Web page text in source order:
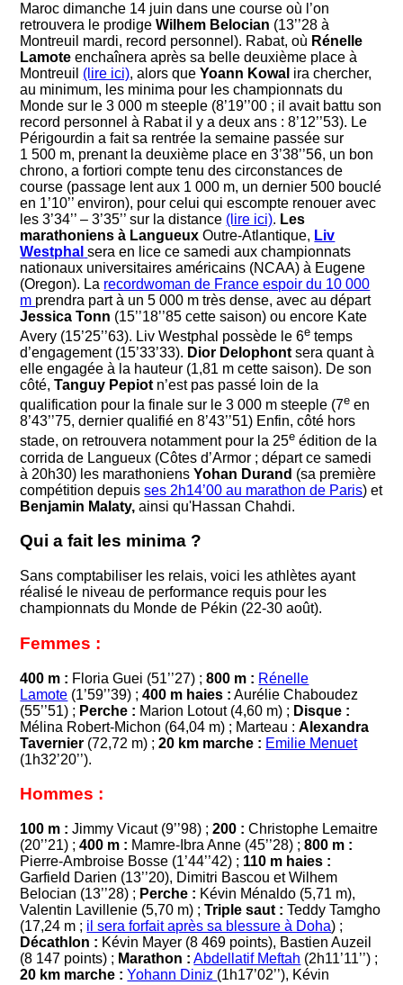
Maroc dimanche 14 juin dans une course où l’on
retrouvera le prodigeWilhem Belocian (13’’28 à
Montreuil mardi, record personnel). Rabat, où Rénelle
Lamote enchaînera après sa belle deuxième place à
Montreuil (lire ici), alors queYoann Kowal ira chercher,
au minimum, les minima pour les championnats du
Monde sur le 3 000 m steeple (8’19’’00 ; il avait battu son
record personnel à Rabat il y a deux ans : 8’12’’53). Le
Périgourdin a fait sa rentrée la semaine passée sur
1 500 m, prenant la deuxième place en 3’38’’56, un bon
chrono, a fortiori compte tenu des circonstances de
course (passage lent aux 1 000 m, un dernier 500 bouclé
en 1’10’’ environ), pour celui qui escompte renouer avec
les 3’34’’ – 3’35’’ sur la distance (lire ici). Les
marathoniens à Langueux Outre-Atlantique, Liv
Westphal sera en lice ce samedi aux championnats
nationaux universitaires américains (NCAA) à Eugene
(Oregon). La recordwoman de France espoir du 10 000
m prendra part à un 5 000 m très dense, avec au départ
Jessica Tonn (15’’18’’85 cette saison) ou encore Kate
Avery (15’25’’63). Liv Westphal possède le 6e temps
d’engagement (15’33’33). Dior Delophont sera quant à
elle engagée à la hauteur (1,81 m cette saison). De son
côté,Tanguy Pepiot n’est pas passé loin de la
qualification pour la finale sur le 3 000 m steeple (7e en
8’43’’75, dernier qualifié en 8’43’’51) Enfin, côté hors
stade, on retrouvera notamment pour la 25e édition de la
corrida de Langueux (Côtes d’Armor ; départ ce samedi
à 20h30) les marathoniensYohan Durand (sa première
compétition depuisses 2h14’00 au marathon de Paris) et
Benjamin Malaty,ainsi qu'Hassan Chahdi.
Qui a fait les minima ?
Sans comptabiliser les relais, voici les athlètes ayant
réalisé le niveau de performance requis pour les
championnats du Monde de Pékin (22-30 août).
Femmes :
400 m : Floria Guei (51’’27) ;800 m : Rénelle
Lamote (1’59’’39) ;400 m haies : Aurélie Chaboudez
(55’’51) ; Perche : Marion Lotout (4,60 m) ; Disque :
Mélina Robert-Michon (64,04 m) ; Marteau :Alexandra
Tavernier (72,72 m) ;20 km marche : Emilie Menuet
(1h32’20’’).
Hommes :
100 m : Jimmy Vicaut (9’’98) ;200 : Christophe Lemaitre
(20’’21) ;400 m : Mamre-Ibra Anne (45’’28) ;800 m :
Pierre-Ambroise Bosse (1’44’’42) ; 110 m haies :
Garfield Darien (13’’20), Dimitri Bascou et Wilhem
Belocian (13’’28) ; Perche : Kévin Ménaldo (5,71 m),
Valentin Lavillenie (5,70 m) ;Triple saut : Teddy Tamgho
(17,24 m ; il sera forfait après sa blessure à Doha) ;
Décathlon : Kévin Mayer (8 469 points), Bastien Auzeil
(8 147 points) ; Marathon : Abdellatif Meftah (2h11’11’’) ;
20 km marche : Yohann Diniz (1h17’02’’), Kévin